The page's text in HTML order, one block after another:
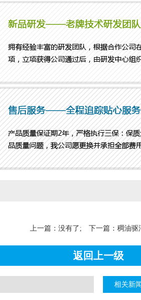
上一篇：没有了; 下一篇： 稠油驱
返回上一级
相关新